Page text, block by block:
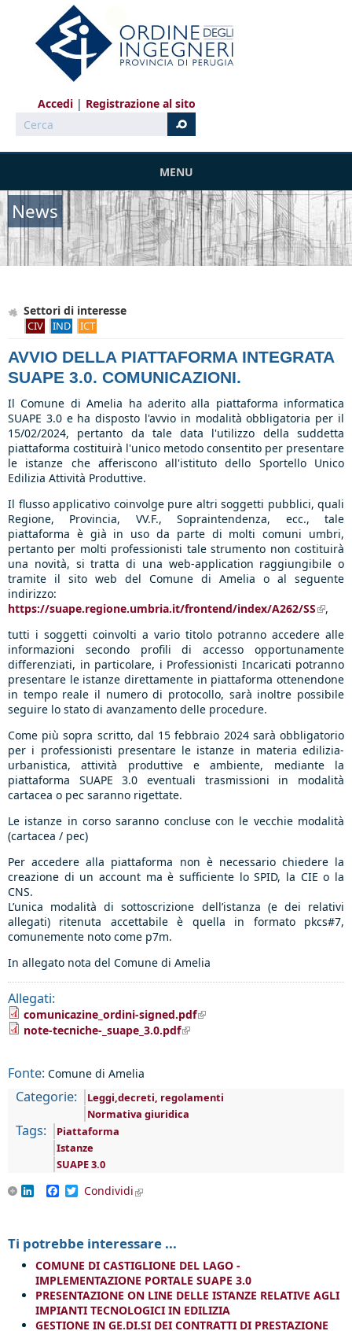
Salta al contenuto principale
Accedi
Registrazione al sito
Cerca
MENU
News
Settori di interesse
CIV IND ICT
AVVIO DELLA PIATTAFORMA INTEGRATA
SUAPE 3.0. COMUNICAZIONI.
Il Comune di Amelia ha aderito alla piattaforma informatica
SUAPE 3.0 e ha disposto l'avvio in modalità obbligatoria per il
15/02/2024, pertanto da tale data l'utilizzo della suddetta
piattaforma costituirà l'unico metodo consentito per presentare
le istanze che afferiscono all'istituto dello Sportello Unico
Edilizia Attività Produttive.
Il flusso applicativo coinvolge pure altri soggetti pubblici, quali
Regione, Provincia, VV.F., Sopraintendenza, ecc., tale
piattaforma è già in uso da parte di molti comuni umbri,
pertanto per molti professionisti tale strumento non costituirà
una novità, si tratta di una web-application raggiungibile o
tramite il sito web del Comune di Amelia o al seguente
indirizzo:
https://suape.regione.umbria.it/frontend/index/A262/SS(link
,
tutti i soggetti coinvolti a vario titolo potranno accedere alle
informazioni secondo profili di accesso opportunamente
differenziati, in particolare, i Professionisti Incaricati potranno
presentare le istanze direttamente in piattaforma ottenendone
in tempo reale il numero di protocollo, sarà inoltre possibile
seguire lo stato di avanzamento delle procedure.
Come più sopra scritto, dal 15 febbraio 2024 sarà obbligatorio
per i professionisti presentare le istanze in materia edilizia-
urbanistica, attività produttive e ambiente, mediante la
piattaforma SUAPE 3.0 eventuali trasmissioni in modalità
cartacea o pec saranno rigettate.
Le istanze in corso saranno concluse con le vecchie modalità
(cartacea / pec)
Per accedere alla piattaforma non è necessario chiedere la
creazione di un account ma è sufficiente lo SPID, la CIE o la
CNS.
L’unica modalità di sottoscrizione dell’istanza (e dei relativi
allegati) ritenuta accettabile è quella in formato pkcs#7,
comunemente noto come p7m.
In allegato nota del Comune di Amelia
Allegati:
comunicazine_ordini-signed.pdf(link is external)
note-tecniche-_suape_3.0.pdf(link is external)
Fonte: Comune di Amelia
Categorie:
Leggi,decreti, regolamenti
Normativa giuridica
Tags:
Piattaforma
Istanze
SUAPE 3.0
LinkedInFacebook
Twitter
Condividi(link is external)
Ti potrebbe interessare ...
COMUNE DI CASTIGLIONE DEL LAGO -
IMPLEMENTAZIONE PORTALE SUAPE 3.0
PRESENTAZIONE ON LINE DELLE ISTANZE RELATIVE AGLI
IMPIANTI TECNOLOGICI IN EDILIZIA
GESTIONE IN GE.DI.SI DEI CONTRATTI DI PRESTAZIONE